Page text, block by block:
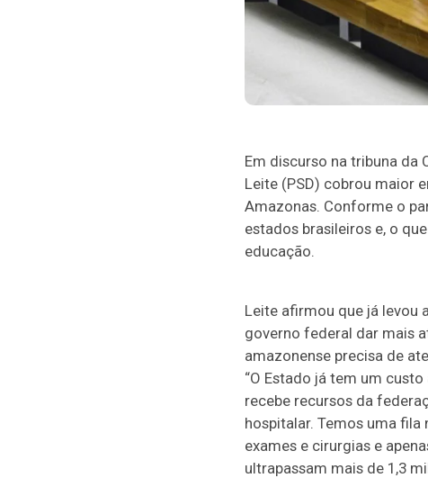
Em discurso na tribuna da
Leite (PSD) cobrou maior
Amazonas. Conforme o
estados brasileiros e, o
educação.
Leite afirmou que já levou
governo federal dar mais
amazonense precisa de
“O Estado já tem um
recebe recursos da
hospitalar. Temos uma fila
exames e cirurgias e
ultrapassam mais de 1,3